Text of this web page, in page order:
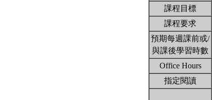
課程目標
課程要求
預期每週課前或/
與課後學習時數
Office Hours
指定閱讀